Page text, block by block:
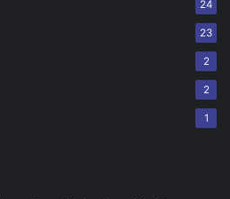
24
23
2
2
1